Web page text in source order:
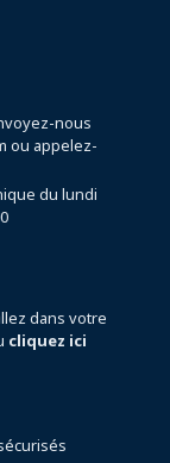
nous
ou appelez-
du lundi
dans votre
cliquez ici